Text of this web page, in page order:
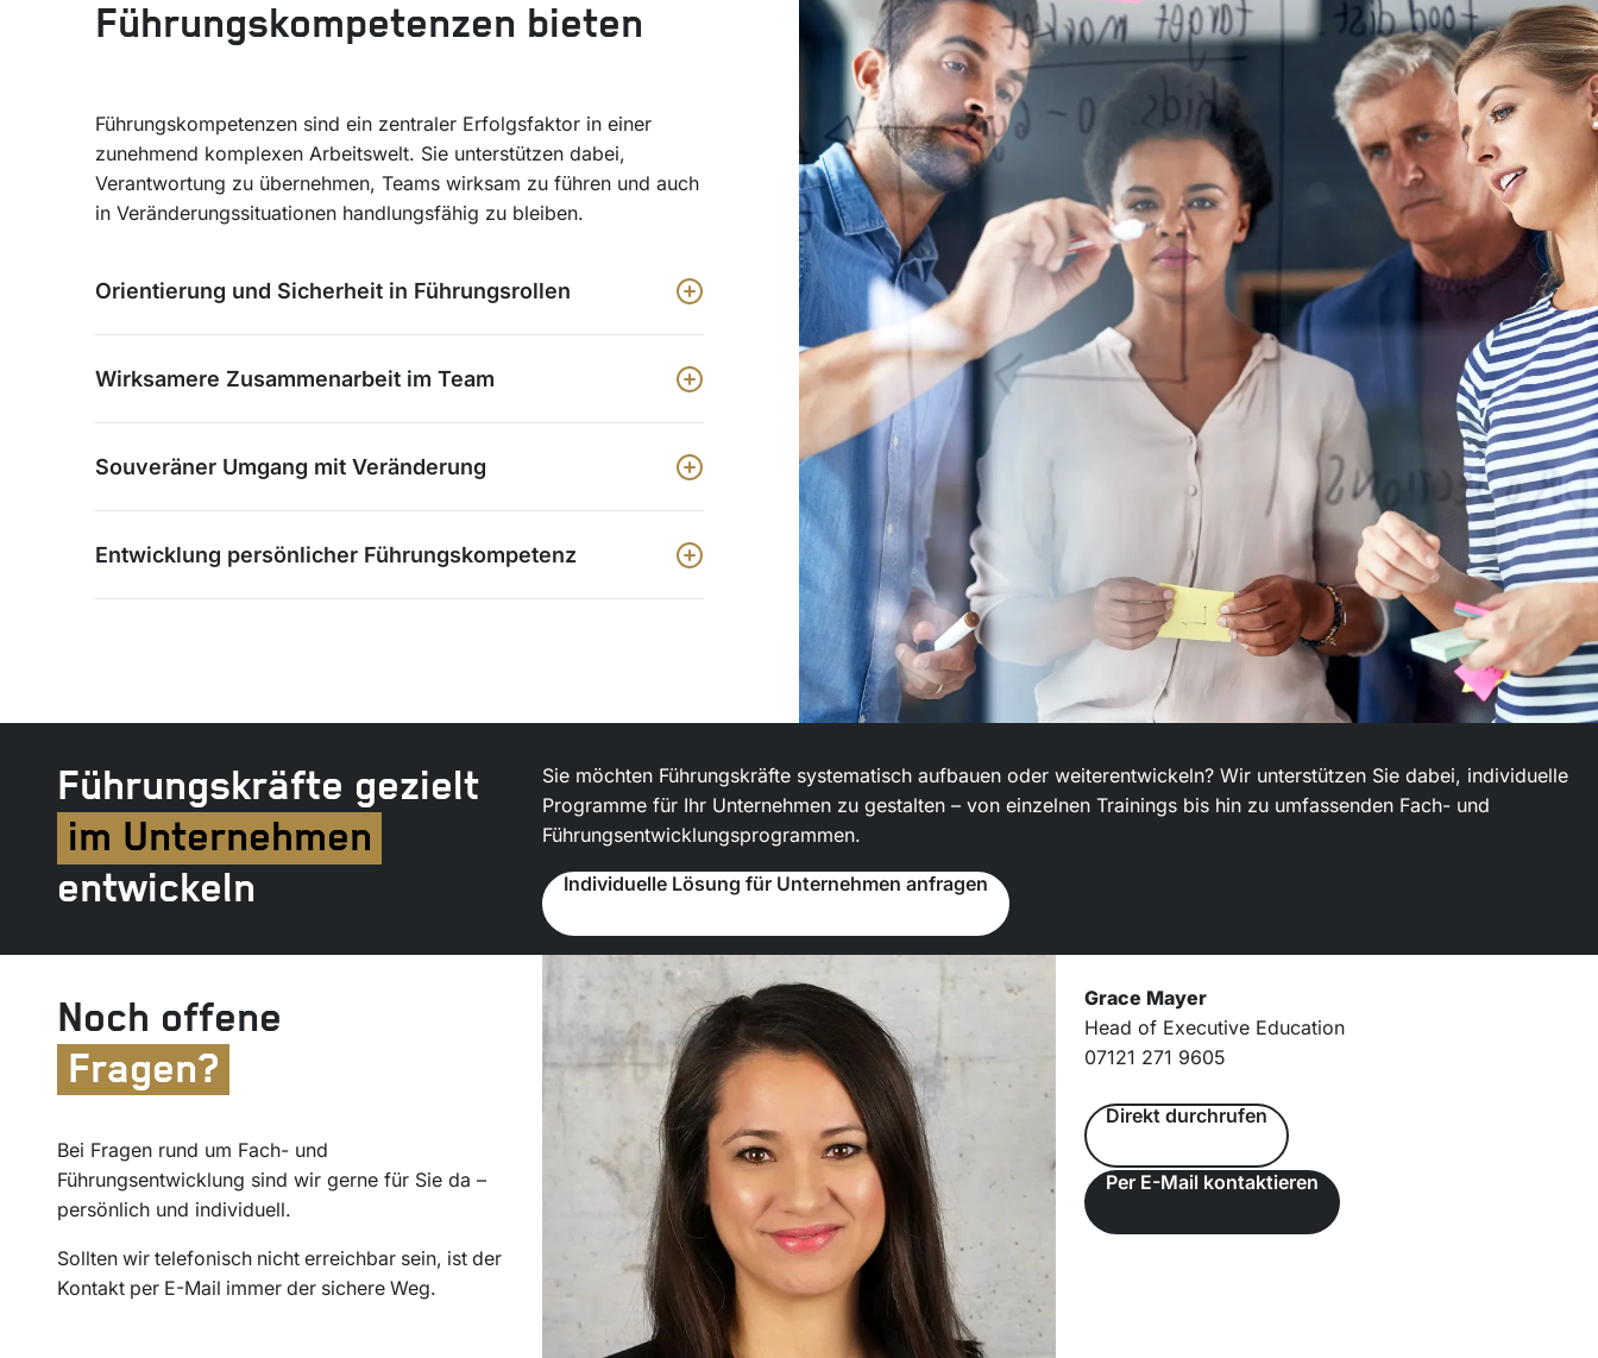
Führungskompetenzen bieten
Führungskompetenzen sind ein zentraler Erfolgsfaktor in einer
zunehmend komplexen Arbeitswelt. Sie unterstützen dabei,
Verantwortung zu übernehmen, Teams wirksam zu führen und auch
in Veränderungssituationen handlungsfähig zu bleiben.
Orientierung und Sicherheit in Führungsrollen
Wirksamere Zusammenarbeit im Team
Souveräner Umgang mit Veränderung
Entwicklung persönlicher Führungskompetenz
Führungskräfte gezielt
im Unternehmen
entwickeln
Sie möchten Führungskräfte systematisch aufbauen oder weiterentwickeln? Wir unterstützen Sie dabei, individuelle
Programme für Ihr Unternehmen zu gestalten – von einzelnen Trainings bis hin zu umfassenden Fach- und
Führungsentwicklungsprogrammen.
Individuelle Lösung für Unternehmen anfragen
Noch offene
Fragen?
Bei Fragen rund um Fach- und
Führungsentwicklung sind wir gerne für Sie da –
persönlich und individuell.
Sollten wir telefonisch nicht erreichbar sein, ist der
Kontakt per E-Mail immer der sichere Weg.
Grace Mayer
Head of Executive Education
07121 271 9605
Direkt durchrufen
Per E-Mail kontaktieren